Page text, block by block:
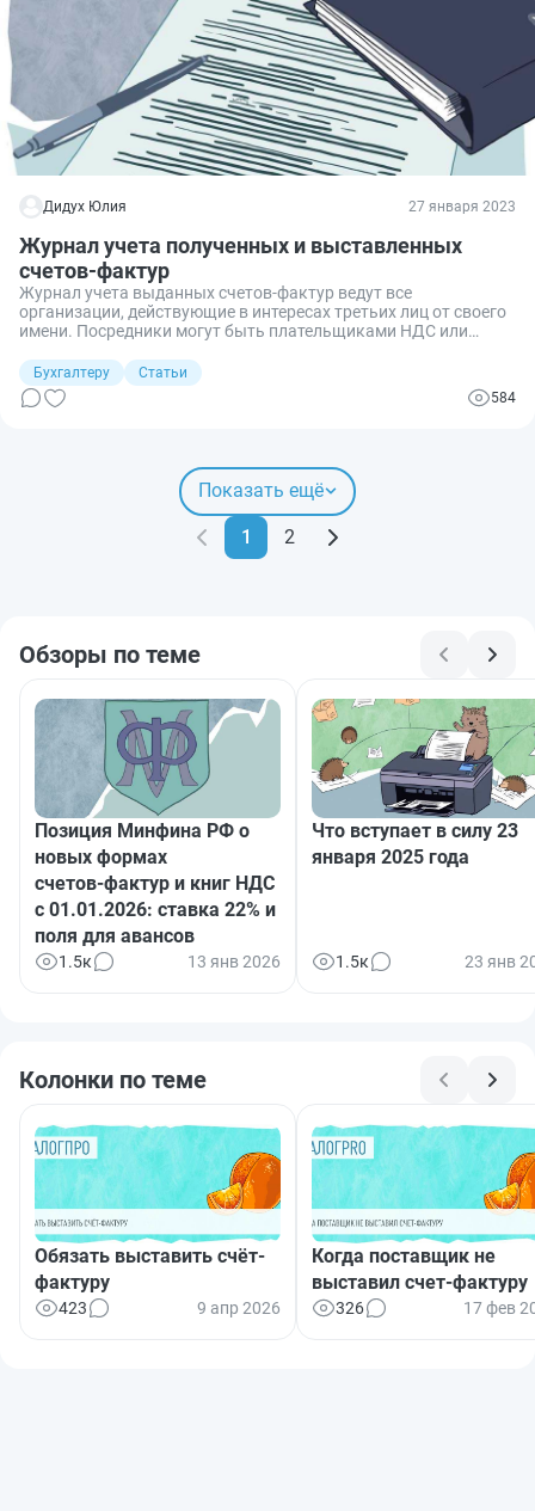
Дидух Юлия 27 января 2023
Журнал учета полученных и выставленных
счетов-фактур
Журнал учета выданных счетов-фактур ведут все
организации, действующие в интересах третьих лиц от своего
имени. Посредники могут быть плательщиками НДС или
они обязаны отправить электронный журнал в ИФНС.
Бухгалтеру
Статьи
584
Показать ещё
1 2
Обзоры по теме
Позиция Минфина РФ о
новых формах
счетов‑фактур и книг НДС
с 01.01.2026: ставка 22% и
поля для авансов
1.5к 13 янв 2026
Что вступает в силу 23
января 2025 года
1.5к 23 янв
Колонки по теме
Обязать выставить счёт-
фактуру
423 9 апр 2026
Когда поставщик не
выставил счет-фактуру
326 17 фев